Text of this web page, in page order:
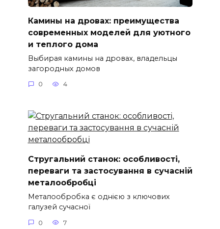
Камины на дровах: преимущества
современных моделей для уютного
и теплого дома
Выбирая камины на дровах, владельцы
загородных домов
0 4
Стругальний станок: особливості,
переваги та застосування в сучасній
металообробці
Металообробка є однією з ключових
галузей сучасної
0 7